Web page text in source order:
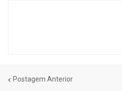
Postagem Anterior